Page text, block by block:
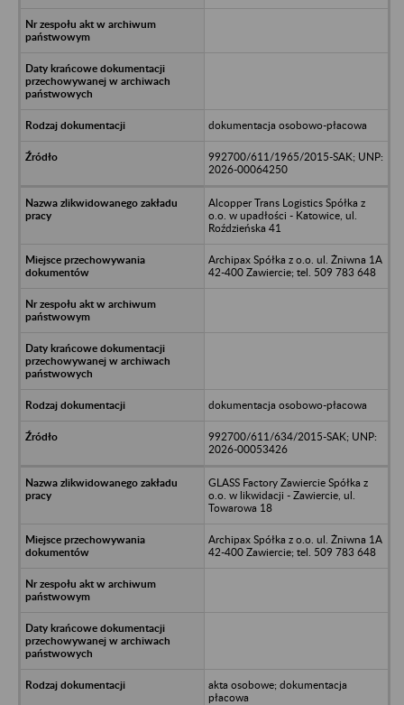
dokumentacja osobowo-płacowa
992700/611/1965/2015-SAK; UNP:
2026-00064250
Alcopper Trans Logistics Spółka z
o.o. w upadłości - Katowice, ul.
Roździeńska 41
Archipax Spółka z o.o. ul. Żniwna 1A
42-400 Zawiercie; tel. 509 783 648
dokumentacja osobowo-płacowa
992700/611/634/2015-SAK; UNP:
2026-00053426
GLASS Factory Zawiercie Spółka z
o.o. w likwidacji - Zawiercie, ul.
Towarowa 18
Archipax Spółka z o.o. ul. Żniwna 1A
42-400 Zawiercie; tel. 509 783 648
akta osobowe; dokumentacja
płacowa